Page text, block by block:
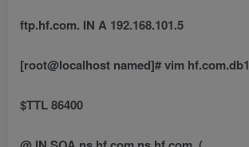
ftp.hf.com. IN A 192.168.101.5
[root@localhost named]# vim hf.com.db1
$TTL 86400